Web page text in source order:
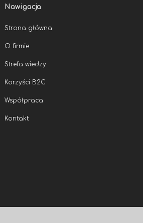
Nawigacja
Strona główna
O firmie
Strefa wiedzy
Korzyści B2C
Współpraca
Kontakt